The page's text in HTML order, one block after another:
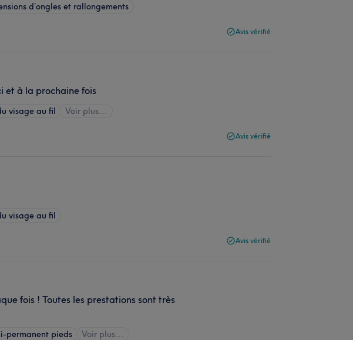
d’ongles et rallongements
Avis vérifié
et à la prochaine fois
visage au fil Voir plus...
Avis vérifié
visage au fil
Avis vérifié
fois ! Toutes les prestations sont très
permanent pieds Voir plus...